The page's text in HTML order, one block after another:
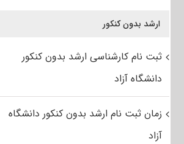
ارشد بدون کنکور
ثبت نام کارشناسی ارشد بدون کنکور
دانشگاه آزاد
زمان ثبت نام ارشد بدون کنکور دانشگاه
آزاد